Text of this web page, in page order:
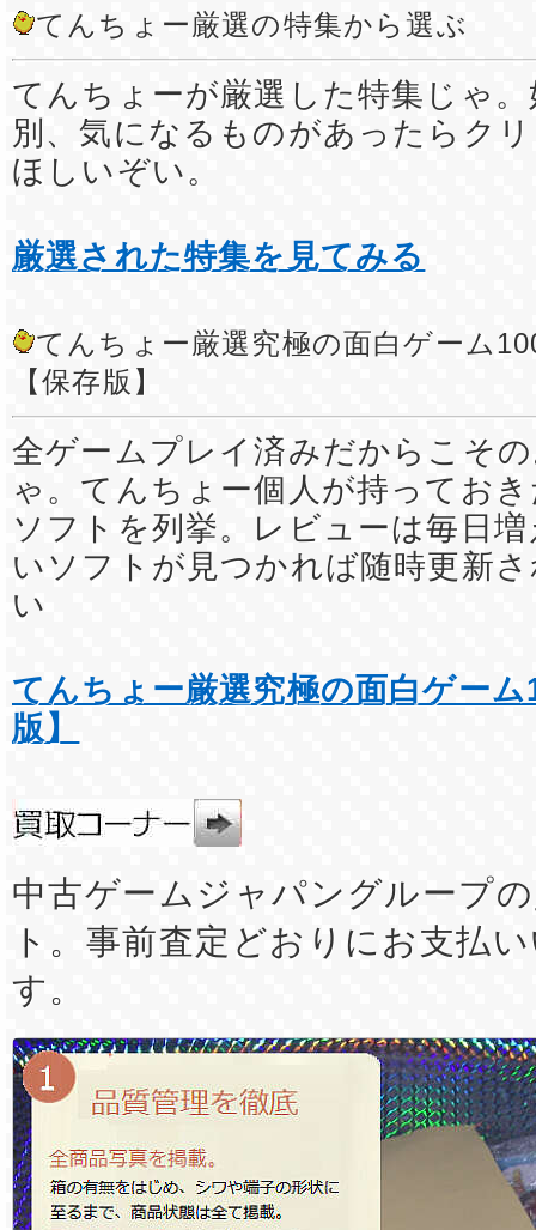
てんちょー厳選の特集から選ぶ
てんちょーが厳選した特集じゃ
別、気になるものがあったらク
ほしいぞい。
厳選された特集を見てみる
てんちょー厳選究極の面白ゲーム
【保存版】
全ゲームプレイ済みだからこそ
ゃ。てんちょー個人が持ってお
ソフトを列挙。レビューは毎日
いソフトが見つかれば随時更新
い
てんちょー厳選究極の面白ゲー
版】
中古ゲームジャパングループ
ト。事前査定どおりにお支払
す。